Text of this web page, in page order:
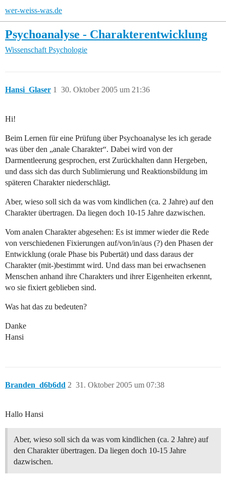
wer-weiss-was.de
Psychoanalyse - Charakterentwicklung
Wissenschaft Psychologie
Hansi_Glaser 30. Oktober 2005 um 21:36
1
Hi!
Beim Lernen für eine Prüfung über Psychoanalyse les ich gerade
was über den „anale Charakter“. Dabei wird von der
Darmentleerung gesprochen, erst Zurückhalten dann Hergeben,
und dass sich das durch Sublimierung und Reaktionsbildung im
späteren Charakter niederschlägt.
Aber, wieso soll sich da was vom kindlichen (ca. 2 Jahre) auf den
Charakter übertragen. Da liegen doch 10-15 Jahre dazwischen.
Vom analen Charakter abgesehen: Es ist immer wieder die Rede
von verschiedenen Fixierungen auf/von/in/aus (?) den Phasen der
Entwicklung (orale Phase bis Pubertät) und dass daraus der
Charakter (mit-)bestimmt wird. Und dass man bei erwachsenen
Menschen anhand ihre Charakters und ihrer Eigenheiten erkennt,
wo sie fixiert geblieben sind.
Was hat das zu bedeuten?
Danke
Hansi
Branden_d6b6dd 31. Oktober 2005 um 07:38
2
Hallo Hansi
Aber, wieso soll sich da was vom kindlichen (ca. 2 Jahre) auf
den Charakter übertragen. Da liegen doch 10-15 Jahre
dazwischen.